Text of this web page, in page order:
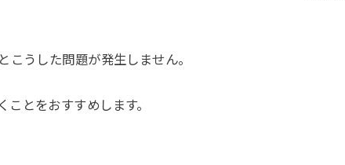
こうした問題が発生しません。
とをおすすめします。